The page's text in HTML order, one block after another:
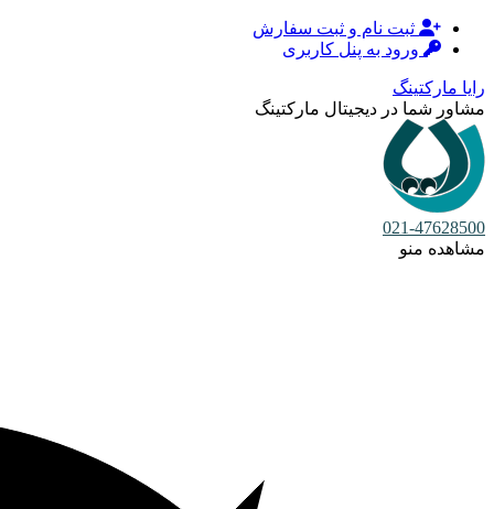
ثبت نام و ثبت سفارش
ورود به پنل کاربری
رایا مارکتینگ
مشاور شما در دیجیتال مارکتینگ
021-47628500
مشاهده منو